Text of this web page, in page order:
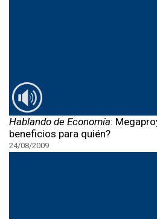
Hablando de Economía:
beneficios para quién?
24/08/2009